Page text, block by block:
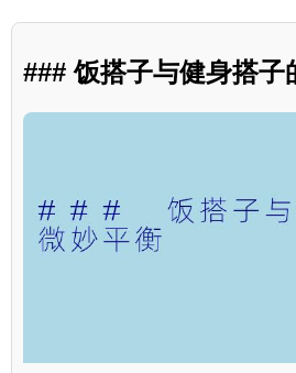
### 饭搭子与健身搭子